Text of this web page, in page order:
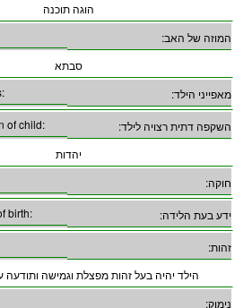
הוגה תוכנה
המוזה של האב:
סבתא
מאפייני הילד:
of child:
השקפה דתית רצויה לילד:
יהדות
חוקה:
birth: ידע בעת הלידה:
זהות:
הילד יהיה בעל זהות מפצלת וגמישה
נימוק: